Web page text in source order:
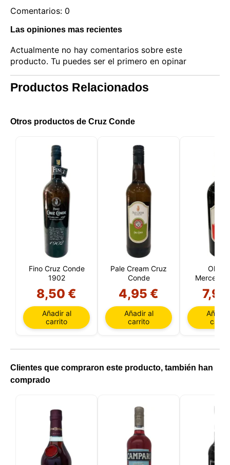
Comentarios: 0
Las opiniones mas recientes
Actualmente no hay comentarios sobre este
producto. Tu puedes ser el primero en opinar
Productos Relacionados
Otros productos de Cruz Conde
Fino Cruz Conde
1902
8,50 €
Añadir al
carrito
Pale Cream Cruz
Conde
4,95 €
Añadir al
carrito
Añadir
Clientes que compraron este producto, también han
comprado